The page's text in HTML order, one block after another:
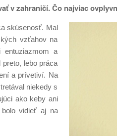
v zahraničí. Čo najviac
skúsenosť. Mal
vzťahov na
entuziazmom a
lebo práca
a prívetiví. Na
niekedy s
ako keby ani
bolo vidieť aj na